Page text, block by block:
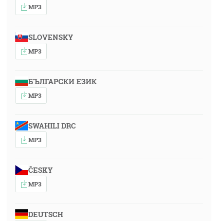
MP3
SLOVENSKY
MP3
БЪЛГАРСКИ ЕЗИК
MP3
SWAHILI DRC
MP3
ČESKY
MP3
DEUTSCH